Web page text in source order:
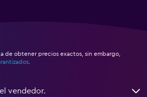
de obtener precios exactos, sin embargo,
vendedor.